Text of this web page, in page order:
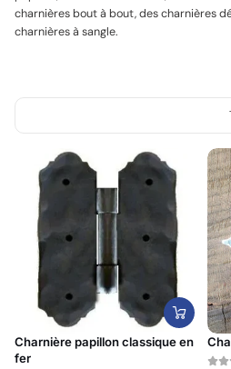
charnières bout à bout, des charnières
charnières à sangle.
Charnière papillon classique en
fer